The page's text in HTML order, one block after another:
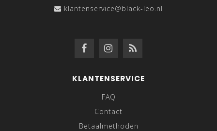
klantenservice@black-leo.nl
KLANTENSERVICE
FAQ
Contact
Betaalmethoden